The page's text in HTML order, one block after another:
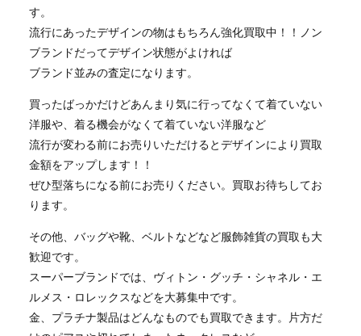
す。
流行にあったデザインの物はもちろん強化買取中！！ノン
ブランドだってデザイン状態がよければ
ブランド並みの査定になります。
買ったばっかだけどあんまり気に行ってなくて着ていない
洋服や、着る機会がなくて着ていない洋服など
流行が変わる前にお売りいただけるとデザインにより買取
金額をアップします！！
ぜひ型落ちになる前にお売りください。買取お待ちしてお
ります。
その他、バッグや靴、ベルトなどなど服飾雑貨の買取も大
歓迎です。
スーパーブランドでは、ヴィトン・グッチ・シャネル・エ
ルメス・ロレックスなどを大募集中です。
金、プラチナ製品はどんなものでも買取できます。片方だ